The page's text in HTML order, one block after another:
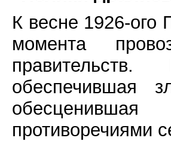
К весне 1926-ого
момента
обеспечившая
противоречиями